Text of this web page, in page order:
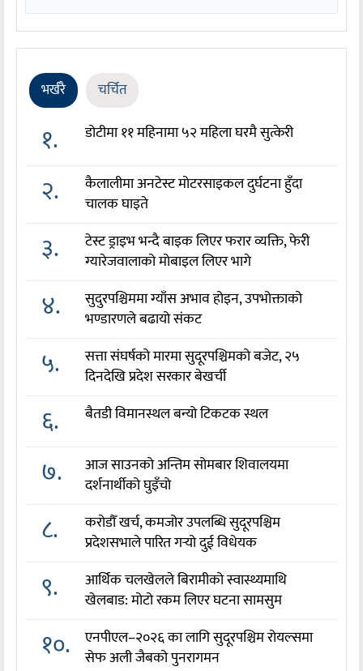
भर्खरै चर्चित
१. डोटीमा ११ महिनामा ५२ महिला घरमै सुत्केरी
२.
कैलालीमा अनटेस्ट मोटरसाइकल दुर्घटना हुँदा
चालक घाइते
३.
टेस्ट ड्राइभ भन्दै बाइक लिएर फरार व्यक्ति, फेरी
ग्यारेजवालाको मोबाइल लिएर भागे
४.
सुदुरपश्चिममा ग्याँस अभाव होइन, उपभोक्ताको
भण्डारणले बढायो संकट
५.
सत्ता संघर्षको मारमा सुदूरपश्चिमको बजेट, २५
दिनदेखि प्रदेश सरकार बेखर्ची
६. बैतडी विमानस्थल बन्यो टिकटक स्थल
७.
आज साउनको अन्तिम सोमबार शिवालयमा
दर्शनार्थीको घुइँचो
८.
करोडौँ खर्च, कमजोर उपलब्धि सुदूरपश्चिम
प्रदेशसभाले पारित गर्‍यो दुई विधेयक
९.
आर्थिक चलखेलले बिरामीको स्वास्थ्यमाथि
खेलबाड: मोटो रकम लिएर घटना सामसुम
१०.
एनपीएल–२०२६ का लागि सुदूरपश्चिम रोयल्समा
सेफ अली जैबको पुनरागमन